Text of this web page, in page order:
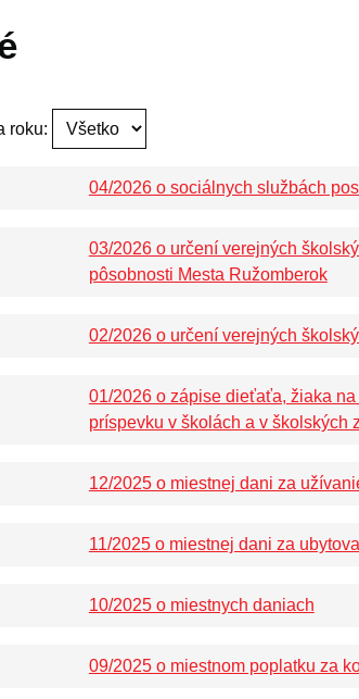
roku:
04/2026 o sociálnych službách
03/2026 o určení verejných
pôsobnosti Mesta Ružomberok
02/2026 o určení verejných
01/2026 o zápise dieťaťa, žiaka
príspevku v školách a v školských
12/2025 o miestnej dani za
11/2025 o miestnej dani za
10/2025 o miestnych daniach
09/2025 o miestnom poplatku za